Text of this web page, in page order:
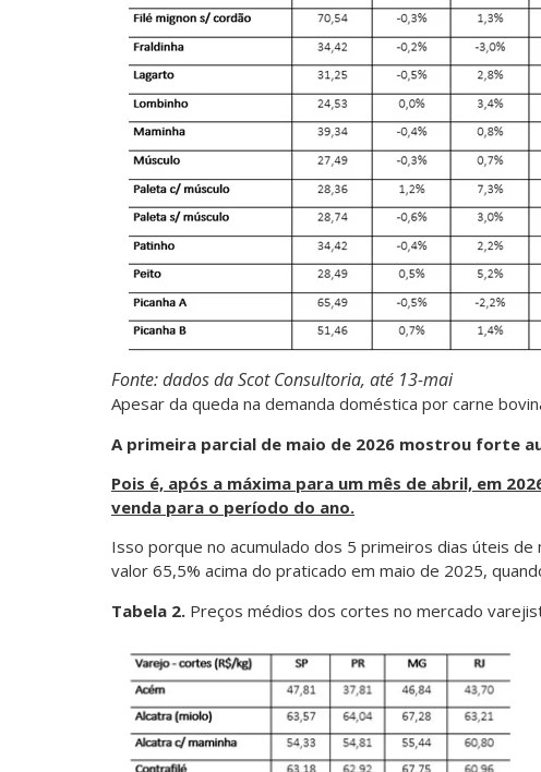
Fonte: dados da Scot Consultoria, até 13-mai
Apesar da queda na demanda doméstica por carne
A primeira parcial de maio de 2026 mostrou forte
Pois é, após a máxima para um mês de abril, em
venda para o período do ano.
Isso porque no acumulado dos 5 primeiros dias úteis
valor 65,5% acima do praticado em maio de 2025,
Tabela 2. Preços médios dos cortes no mercado